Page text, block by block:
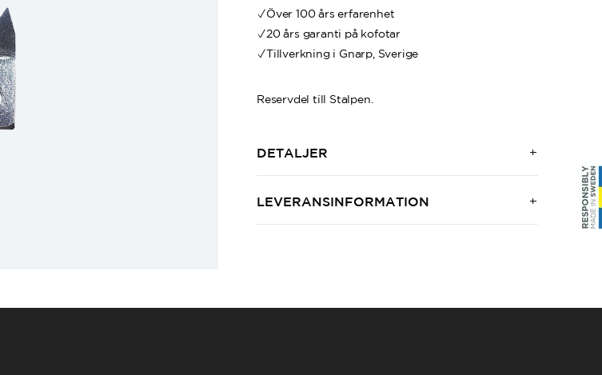
Över 100 års erfarenhet
20 års garanti på kofotar
Tillverkning i Gnarp, Sverige
Reservdel till Stalpen.
DETALJER
LEVERANSINFORMATION